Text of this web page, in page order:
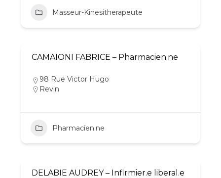
Masseur-Kinesitherapeute
CAMAIONI FABRICE – Pharmacien.ne
98 Rue Victor Hugo
Revin
Pharmacien.ne
DELABIE AUDREY – Infirmier.e liberal.e